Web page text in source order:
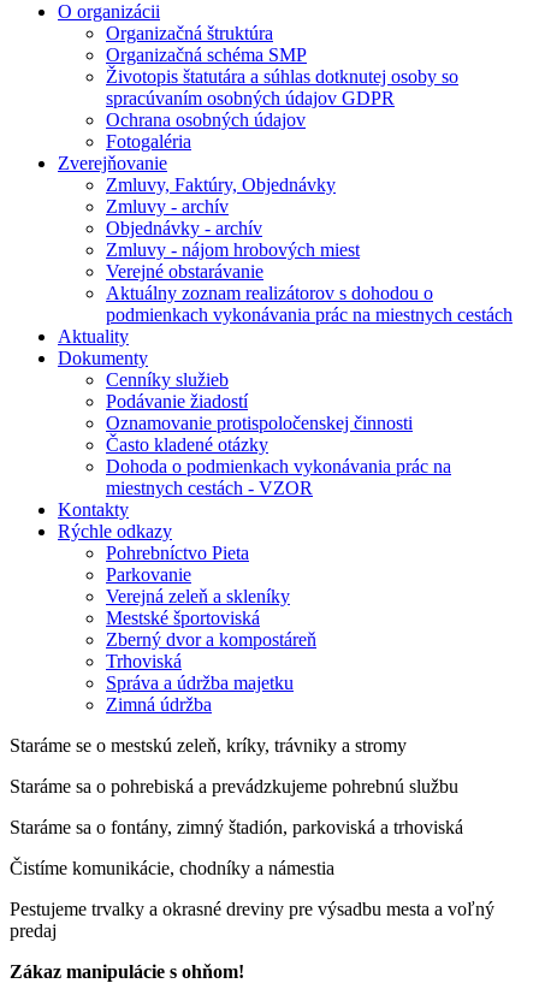
O organizácii
Organizačná štruktúra
Organizačná schéma SMP
Životopis štatutára a súhlas dotknutej osoby so
spracúvaním osobných údajov GDPR
Ochrana osobných údajov
Fotogaléria
Zverejňovanie
Zmluvy, Faktúry, Objednávky
Zmluvy - archív
Objednávky - archív
Zmluvy - nájom hrobových miest
Verejné obstarávanie
Aktuálny zoznam realizátorov s dohodou o
podmienkach vykonávania prác na miestnych cestách
Aktuality
Dokumenty
Cenníky služieb
Podávanie žiadostí
Oznamovanie protispoločenskej činnosti
Často kladené otázky
Dohoda o podmienkach vykonávania prác na
miestnych cestách - VZOR
Kontakty
Rýchle odkazy
Pohrebníctvo Pieta
Parkovanie
Verejná zeleň a skleníky
Mestské športoviská
Zberný dvor a kompostáreň
Trhoviská
Správa a údržba majetku
Zimná údržba
Staráme se o mestskú zeleň, kríky, trávniky a stromy
Staráme sa o pohrebiská a prevádzkujeme pohrebnú službu
Staráme sa o fontány, zimný štadión, parkoviská a trhoviská
Čistíme komunikácie, chodníky a námestia
Pestujeme trvalky a okrasné dreviny pre výsadbu mesta a voľný
predaj
Zákaz manipulácie s ohňom!